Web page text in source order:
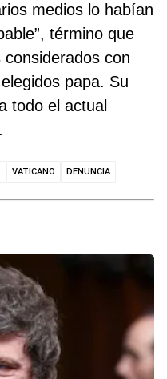
medios lo habían
término que
con
papa. Su
todo el actual
VATICANO DENUNCIA